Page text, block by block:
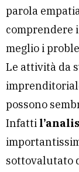
parola
comprendere
meglio i
Le attività da
possono
Infatti
sottovalutato